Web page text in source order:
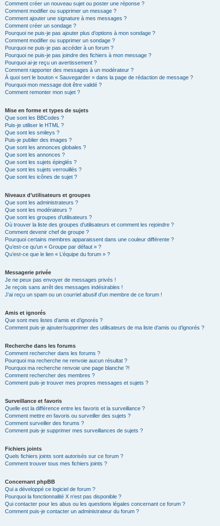
Comment créer un nouveau sujet ou poster une réponse ?
Comment modifier ou supprimer un message ?
Comment ajouter une signature à mes messages ?
Comment créer un sondage ?
Pourquoi ne puis-je pas ajouter plus d’options à mon sondage ?
Comment modifier ou supprimer un sondage ?
Pourquoi ne puis-je pas accéder à un forum ?
Pourquoi ne puis-je pas joindre des fichiers à mon message ?
Pourquoi ai-je reçu un avertissement ?
Comment rapporter des messages à un modérateur ?
À quoi sert le bouton « Sauvegarder » dans la page de rédaction de message ?
Pourquoi mon message doit être validé ?
Comment remonter mon sujet ?
Mise en forme et types de sujets
Que sont les BBCodes ?
Puis-je utiliser le HTML ?
Que sont les smileys ?
Puis-je publier des images ?
Que sont les annonces globales ?
Que sont les annonces ?
Que sont les sujets épinglés ?
Que sont les sujets verrouillés ?
Que sont les icônes de sujet ?
Niveaux d’utilisateurs et groupes
Que sont les administrateurs ?
Que sont les modérateurs ?
Que sont les groupes d’utilisateurs ?
Où trouver la liste des groupes d’utilisateurs et comment les rejoindre ?
Comment devenir chef de groupe ?
Pourquoi certains membres apparaissent dans une couleur différente ?
Qu’est-ce qu’un « Groupe par défaut » ?
Qu’est-ce que le lien « L’équipe du forum » ?
Messagerie privée
Je ne peux pas envoyer de messages privés !
Je reçois sans arrêt des messages indésirables !
J’ai reçu un spam ou un courriel abusif d’un membre de ce forum !
Amis et ignorés
Que sont mes listes d’amis et d’ignorés ?
Comment puis-je ajouter/supprimer des utilisateurs de ma liste d’amis ou d’ignorés ?
Recherche dans les forums
Comment rechercher dans les forums ?
Pourquoi ma recherche ne renvoie aucun résultat ?
Pourquoi ma recherche renvoie une page blanche ?!
Comment rechercher des membres ?
Comment puis-je trouver mes propres messages et sujets ?
Surveillance et favoris
Quelle est la différence entre les favoris et la surveillance ?
Comment mettre en favoris ou surveiller des sujets ?
Comment surveiller des forums ?
Comment puis-je supprimer mes surveillances de sujets ?
Fichiers joints
Quels fichiers joints sont autorisés sur ce forum ?
Comment trouver tous mes fichiers joints ?
Concernant phpBB
Qui a développé ce logiciel de forum ?
Pourquoi la fonctionnalité X n’est pas disponible ?
Qui contacter pour les abus ou les questions légales concernant ce forum ?
Comment puis-je contacter un administrateur du forum ?